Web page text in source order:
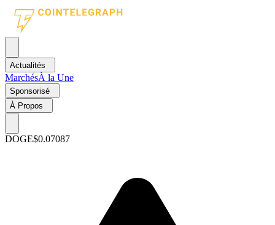
Actualités
MarchésÀ la Une
Sponsorisé
À Propos
DOGE$0.07087